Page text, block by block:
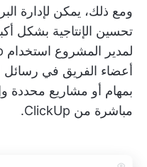
تحسين الإنتاجية بشكل
أعضاء الفريق في رسائل
بمهام أو مشاريع محددة
مباشرة من ClickUp.